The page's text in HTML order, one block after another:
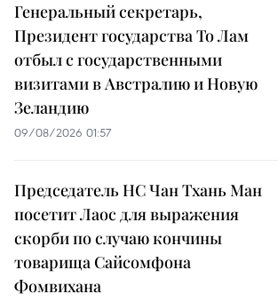
Генеральный секретарь,
Президент государства То Лам
отбыл с государственными
визитами в Австралию и Новую
Зеландию
09/08/2026 01:57
Председатель НС Чан Тхань Ман
посетит Лаос для выражения
скорби по случаю кончины
товарища Сайсомфона
Фомвихана